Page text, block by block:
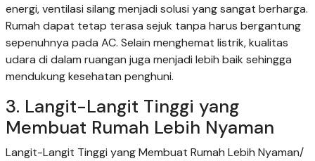
energi, ventilasi silang menjadi solusi yang sangat berharga.
Rumah dapat tetap terasa sejuk tanpa harus bergantung
sepenuhnya pada AC. Selain menghemat listrik, kualitas
udara di dalam ruangan juga menjadi lebih baik sehingga
mendukung kesehatan penghuni.
3. Langit-Langit Tinggi yang
Membuat Rumah Lebih Nyaman
Langit-Langit Tinggi yang Membuat Rumah Lebih Nyaman/